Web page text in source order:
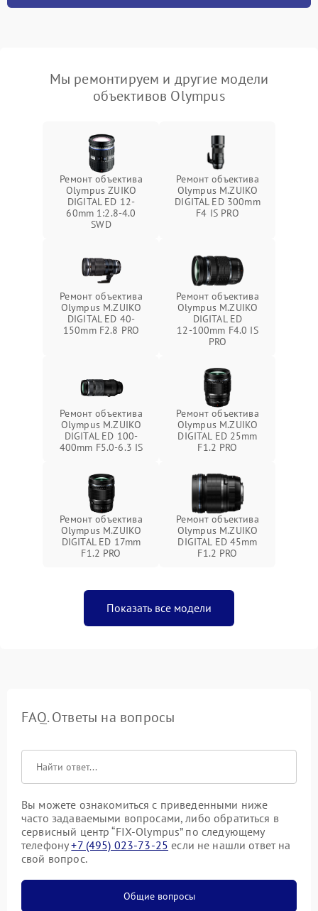
Мы ремонтируем и другие модели
объективов Olympus
Ремонт объектива
Olympus ZUIKO
DIGITAL ED 12-
60mm 1:2.8-4.0
SWD
Ремонт объектива
Olympus M.ZUIKO
DIGITAL ED 300mm
F4 IS PRO
Ремонт объектива
Olympus M.ZUIKO
DIGITAL ED 40-
150mm F2.8 PRO
Ремонт объектива
Olympus M.ZUIKO
DIGITAL ED
12‑100mm F4.0 IS
PRO
Ремонт объектива
Olympus M.ZUIKO
DIGITAL ED 100-
400mm F5.0-6.3 IS
Ремонт объектива
Olympus M.ZUIKO
DIGITAL ED 25mm
F1.2 PRO
Ремонт объектива
Olympus M.ZUIKO
DIGITAL ED 17mm
F1.2 PRO
Ремонт объектива
Olympus M.ZUIKO
DIGITAL ED 45mm
F1.2 PRO
Показать все модели
FAQ. Ответы на вопросы
Вы можете ознакомиться с приведенными ниже
часто задаваемыми вопросами, либо обратиться в
сервисный центр “FIX-Olympus” по следующему
телефону+7 (495) 023-73-25 если не нашли ответ на
свой вопрос.
Общие вопросы